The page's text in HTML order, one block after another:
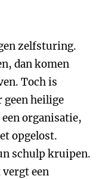
zelfsturing.
dan komen
Toch is
geen heilige
een organisatie,
opgelost.
schulp kruipen.
vergt een